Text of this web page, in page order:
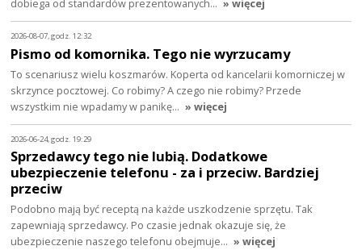
dobiega od standardów prezentowanych… » więcej
2026-08-07, godz. 12:32
Pismo od komornika. Tego nie wyrzucamy
To scenariusz wielu koszmarów. Koperta od kancelarii komorniczej w
skrzynce pocztowej. Co robimy? A czego nie robimy? Przede
wszystkim nie wpadamy w panikę… » więcej
2026-06-24, godz. 19:29
Sprzedawcy tego nie lubią. Dodatkowe
ubezpieczenie telefonu - za i przeciw. Bardziej
przeciw
Podobno mają być receptą na każde uszkodzenie sprzętu. Tak
zapewniają sprzedawcy. Po czasie jednak okazuje się, że
ubezpieczenie naszego telefonu obejmuje… » więcej